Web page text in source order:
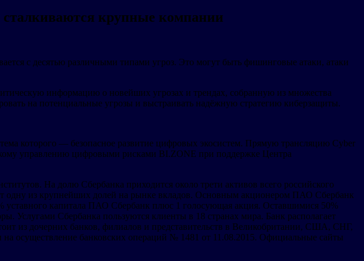
сталкиваются крупные компании
с десятью различными типами угроз. Это могут быть фишинговые атаки, атаки
информацию о новейших угрозах и трендах, собранную из множества
на потенциальные угрозы и выстраивать надёжную стратегию киберзащиты.
которого — безопасное развитие цифровых экосистем. Прямую трансляцию Cyber
управлению цифровыми рисками BI.ZONE при поддержке Центра
На долю Сбербанка приходится около трети активов всего российского
одну из крупнейших долей на рынке вкладов. Основным акционером ПАО Сбербанк
уставного капитала ПАО Сбербанк плюс 1 голосующая акция. Оставшимися 50%
Услугами Сбербанка пользуются клиенты в 18 странах мира. Банк располагает
из дочерних банков, филиалов и представительств в Великобритании, США, СНГ,
осуществление банковских операций № 1481 от 11.08.2015. Официальные сайты